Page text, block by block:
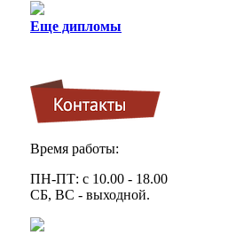
Еще дипломы
Время работы:
ПН-ПТ: с 10.00 - 18.00
СБ, ВС - выходной.